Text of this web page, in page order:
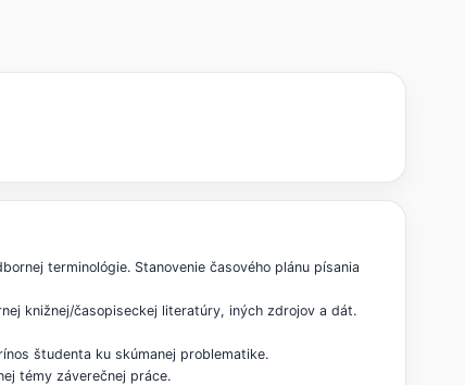
terminológie. Stanovenie časového plánu písania
knižnej/časopiseckej literatúry, iných zdrojov a dát.
študenta ku skúmanej problematike.
témy záverečnej práce.